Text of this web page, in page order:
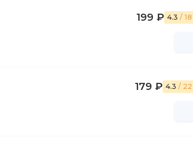
199 ₽ 4.3 / 18
179 ₽ 4.3 / 22